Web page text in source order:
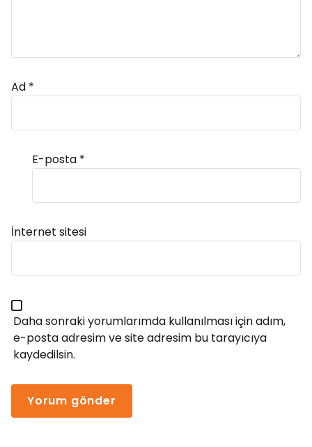
Ad *
E-posta *
İnternet sitesi
Daha sonraki yorumlarımda kullanılması için adım,
e-posta adresim ve site adresim bu tarayıcıya
kaydedilsin.
Alternative: